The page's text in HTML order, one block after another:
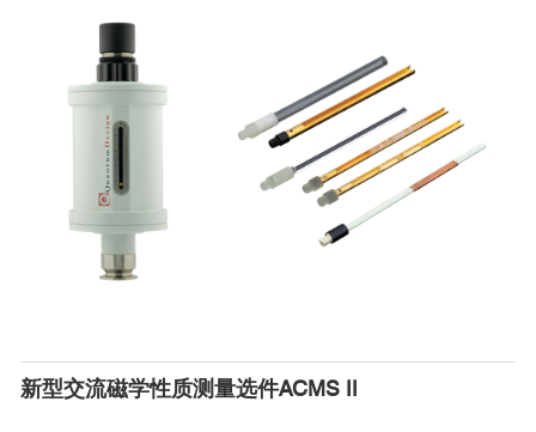
新型交流磁学性质测量选件ACMS II
https://doi.org/10.1038/s41586-021-03983-5
详细信息请参考：
http://www.qd-china.com/zh/news/detail/2110251673562
■ 新型准二维钒基Kagome金属的前
沿研究
■ 电学测量水平旋转杆测试数据
Nature materials
Nano letters